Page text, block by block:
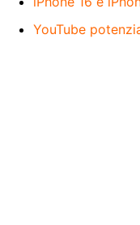
YouTube